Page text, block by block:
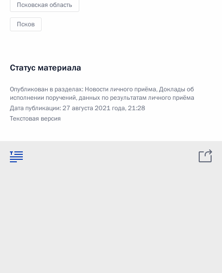
Псковская область
Псков
Статус материала
Опубликован в разделах: Новости личного приёма,Доклады об
исполнении поручений, данных по результатам личного приёма
Дата публикации:27 августа 2021 года, 21:28
Текстовая версия